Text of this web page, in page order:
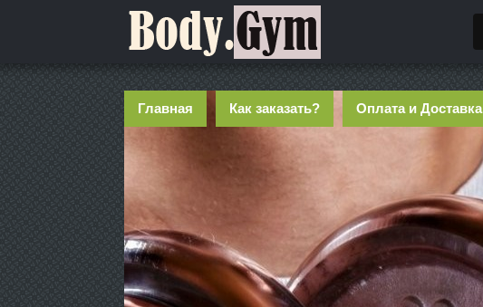
Главная Как заказать? Оплата и Доставка